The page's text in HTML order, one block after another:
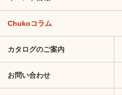
Chukoコラム
カタログのご案内
お問い合わせ